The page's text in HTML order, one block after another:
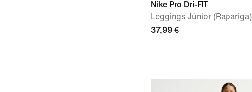
Nike Pro Dri-FIT
Leggings Júnior (Rapariga)
37,99 €